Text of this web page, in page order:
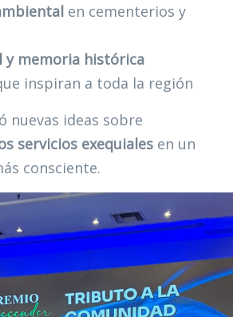
en cementerios y
y memoria histórica
inspiran a toda la región
nuevas ideas sobre
servicios exequiales en un
consciente.